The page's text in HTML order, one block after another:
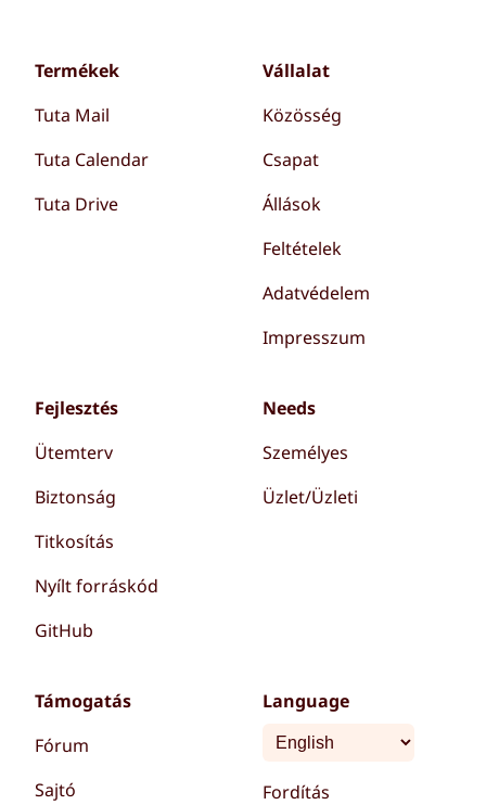
Termékek
Tuta Mail
Tuta Calendar
Tuta Drive
Vállalat
Közösség
Csapat
Állások
Feltételek
Adatvédelem
Impresszum
Fejlesztés
Ütemterv
Biztonság
Titkosítás
Nyílt forráskód
GitHub
Needs
Személyes
Üzlet/Üzleti
Támogatás
Fórum
Sajtó
Language
Fordítás